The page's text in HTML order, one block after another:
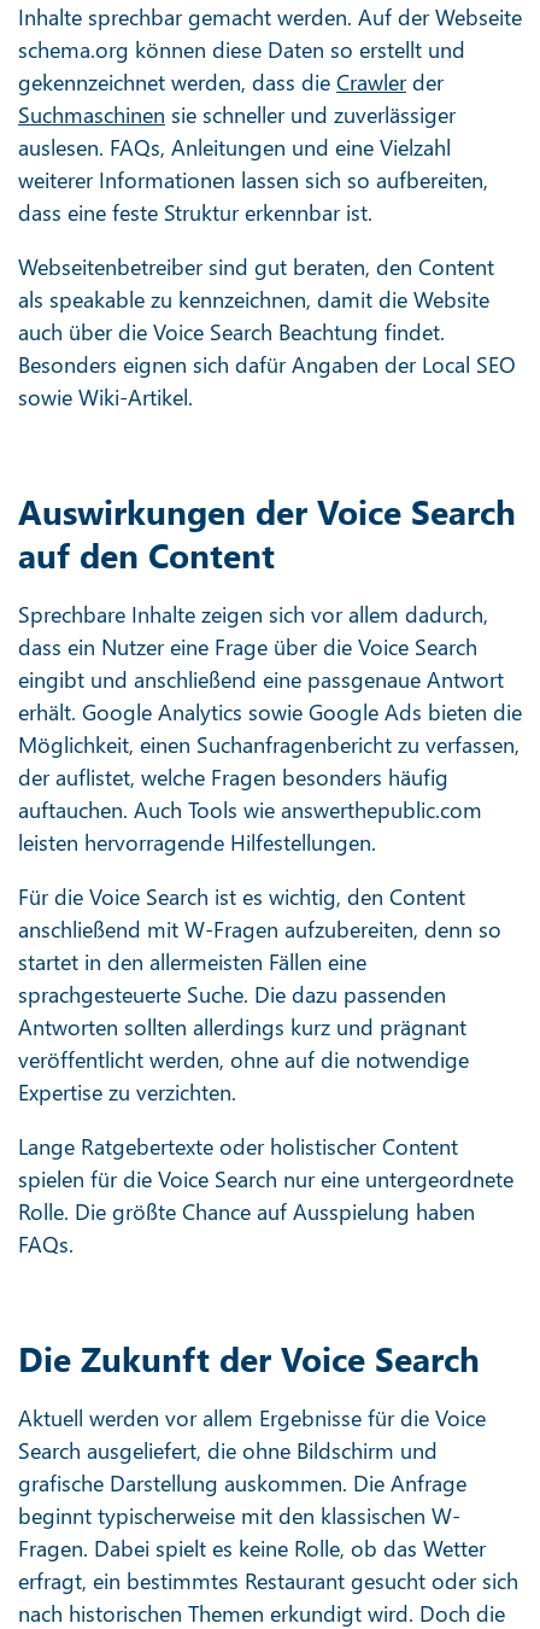
Inhalte sprechbar gemacht werden. Auf der Webseite
schema.org können diese Daten so erstellt und
gekennzeichnet werden, dass die Crawlerder
Suchmaschinen sie schneller und zuverlässiger
auslesen. FAQs, Anleitungen und eine Vielzahl
weiterer Informationen lassen sich so aufbereiten,
dass eine feste Struktur erkennbar ist.
Webseitenbetreiber sind gut beraten, den Content
als speakable zu kennzeichnen, damit die Website
auch über die Voice Search Beachtung findet.
Besonders eignen sich dafür Angaben der Local SEO
sowie Wiki-Artikel.
Auswirkungen der Voice Search
auf den Content
Sprechbare Inhalte zeigen sich vor allem dadurch,
dass ein Nutzer eine Frage über die Voice Search
eingibt und anschließend eine passgenaue Antwort
erhält. Google Analytics sowie Google Ads bieten die
Möglichkeit, einen Suchanfragenbericht zu verfassen,
der auflistet, welche Fragen besonders häufig
auftauchen. Auch Tools wie answerthepublic.com
leisten hervorragende Hilfestellungen.
Für die Voice Search ist es wichtig, den Content
anschließend mit W-Fragen aufzubereiten, denn so
startet in den allermeisten Fällen eine
sprachgesteuerte Suche. Die dazu passenden
Antworten sollten allerdings kurz und prägnant
veröffentlicht werden, ohne auf die notwendige
Expertise zu verzichten.
Lange Ratgebertexte oder holistischer Content
spielen für die Voice Search nur eine untergeordnete
Rolle. Die größte Chance auf Ausspielung haben
FAQs.
Die Zukunft der Voice Search
Aktuell werden vor allem Ergebnisse für die Voice
Search ausgeliefert, die ohne Bildschirm und
grafische Darstellung auskommen. Die Anfrage
beginnt typischerweise mit den klassischen W-
Fragen. Dabei spielt es keine Rolle, ob das Wetter
erfragt, ein bestimmtes Restaurant gesucht oder sich
nach historischen Themen erkundigt wird. Doch die